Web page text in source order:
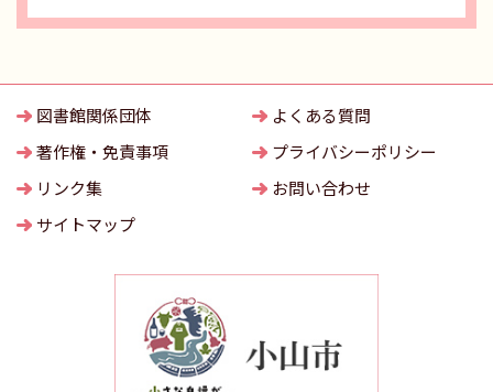
図書館関係団体
よくある質問
著作権・免責事項
プライバシーポリシー
リンク集
お問い合わせ
サイトマップ